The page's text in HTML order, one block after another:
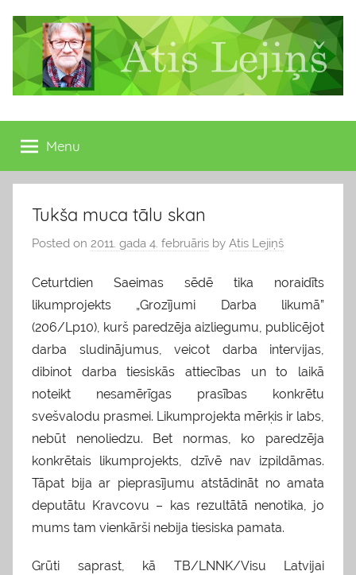
content
Atis
Lejiņš
13.
Saeimas
deputāts
Menu
Tukša muca tālu skan
Posted on 2011. gada 4. februāris by Atis Lejiņš
Ceturtdien Saeimas sēdē tika noraidīts
likumprojekts „Grozījumi Darba likumā”
(206/Lp10), kurš paredzēja aizliegumu, publicējot
darba sludinājumus, veicot darba intervijas,
dibinot darba tiesiskās attiecības un to laikā
noteikt nesamērīgas prasības konkrētu
svešvalodu prasmei. Likumprojekta mērķis ir labs,
nebūt nenoliedzu. Bet normas, ko paredzēja
konkrētais likumprojekts, dzīvē nav izpildāmas.
Tāpat bija ar pieprasījumu atstādināt no amata
deputātu Kravcovu – kas rezultātā nenotika, jo
mums tam vienkārši nebija tiesiska pamata.
Grūti saprast, kā TB/LNNK/Visu Latvijai